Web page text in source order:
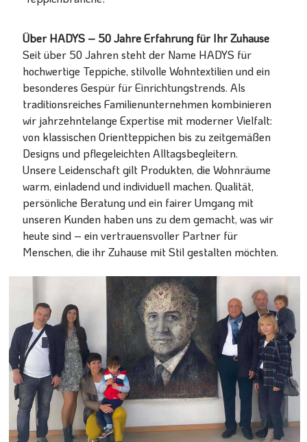
Über HADYS – 50 Jahre Erfahrung für Ihr Zuhause
Seit über 50 Jahren steht der Name HADYS für
hochwertige Teppiche, stilvolle Wohntextilien und ein
besonderes Gespür für Einrichtungstrends. Als
traditionsreiches Familienunternehmen kombinieren
wir jahrzehntelange Expertise mit moderner Vielfalt:
von klassischen Orientteppichen bis zu zeitgemäßen
Designs und pflegeleichten Alltagsbegleitern.
Unsere Leidenschaft gilt Produkten, die Wohnräume
warm, einladend und individuell machen. Qualität,
persönliche Beratung und ein fairer Umgang mit
unseren Kunden haben uns zu dem gemacht, was wir
heute sind – ein vertrauensvoller Partner für
Menschen, die ihr Zuhause mit Stil gestalten möchten.